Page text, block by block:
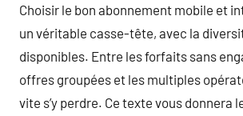
Choisir le bon abonnement mobile et
un véritable casse-tête, avec la
disponibles. Entre les forfaits sans
offres groupées et les multiples
vite s’y perdre. Ce texte vous donnera